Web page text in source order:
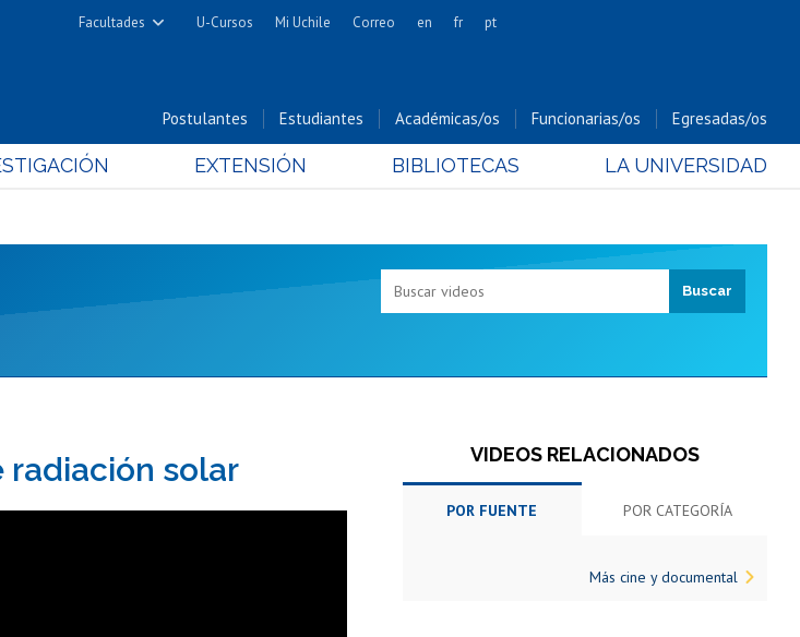
Facultades
Cs. Físicas y Matemáticas
Cs. Forestales y Conservación
Cs. Químicas y Farmacéuticas
Cs. Sociales
Gobierno
Nutrición y Tecnología de
Bachillerato
U-Cursos Mi Uchile Correo en fr pt
Postulantes Estudiantes Académicas/os Funcionarias/os Egresadas/os
EXTENSIÓN BIBLIOTECAS LA UNIVERSIDAD
radiación solar VIDEOS RELACIONADOS
POR FUENTE POR CATEGORÍA
Más cine y documental